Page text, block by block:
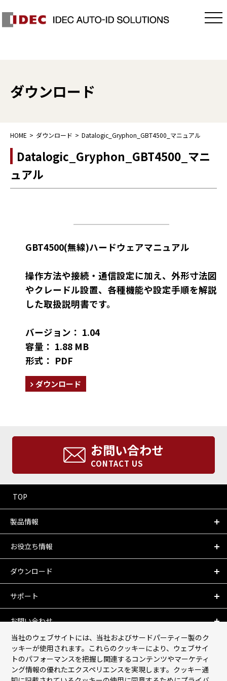
当社のウェブサイトには、当社およびサードパーティー製のク
ッキーが使用されます。これらのクッキーにより、ウェブサイ
トのパフォーマンスを把握し関連するコンテンツやマーケティ
ング情報の優れたエクスペリエンスを実現します。クッキー通
ダウンロード
HOME ダウンロード Datalogic_Gryphon_GBT4500_マニュアル
Datalogic_Gryphon_GBT4500_マニ
ュアル
GBT4500(無線)ハードウェアマニュアル
操作方法や接続・通信設定に加え、外形寸法図
やクレードル設置、各種機能や設定手順を解説
した取扱説明書です。
バージョン： 1.04
容量： 1.88 MB
形式： PDF
ダウンロード
お問い合わせ
CONTACT US
TOP
製品情報
お役立ち情報
ダウンロード
サポート
お問い合わせ
会社情報
個人情報保護について